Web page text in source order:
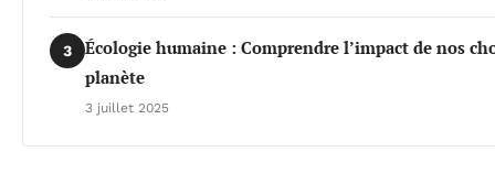
3
Écologie humaine : Comprendre l’impact de nos
planète
3 juillet 2025